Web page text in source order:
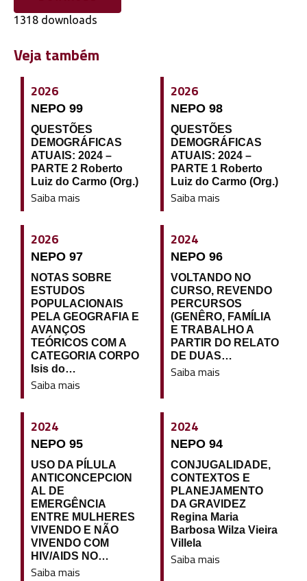
1318 downloads
Veja também
2026
NEPO 99
QUESTÕES
DEMOGRÁFICAS
ATUAIS: 2024 –
PARTE 2 Roberto
Luiz do Carmo (Org.)
Saiba mais
2026
NEPO 98
QUESTÕES
DEMOGRÁFICAS
ATUAIS: 2024 –
PARTE 1 Roberto
Luiz do Carmo (Org.)
Saiba mais
2026
NEPO 97
NOTAS SOBRE
ESTUDOS
POPULACIONAIS
PELA GEOGRAFIA E
AVANÇOS
TEÓRICOS COM A
CATEGORIA CORPO
Isis do…
Saiba mais
2024
NEPO 96
VOLTANDO NO
CURSO, REVENDO
PERCURSOS
(GENÊRO, FAMÍLIA
E TRABALHO A
PARTIR DO RELATO
DE DUAS…
Saiba mais
2024
NEPO 95
USO DA PÍLULA
ANTICONCEPCION
AL DE
EMERGÊNCIA
ENTRE MULHERES
VIVENDO E NÃO
VIVENDO COM
HIV/AIDS NO…
Saiba mais
2024
NEPO 94
CONJUGALIDADE,
CONTEXTOS E
PLANEJAMENTO
DA GRAVIDEZ
Regina Maria
Barbosa Wilza Vieira
Villela
Saiba mais